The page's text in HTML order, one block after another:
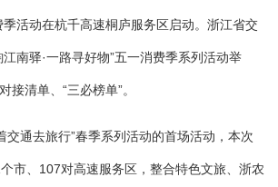
季活动在杭千高速桐庐服务区启动。浙江省交
南驿·一路寻好物”五一消费季系列活动举
接清单、“三必榜单”。
通去旅行”春季系列活动的首场活动，本次
市、107对高速服务区，整合特色文旅、浙农